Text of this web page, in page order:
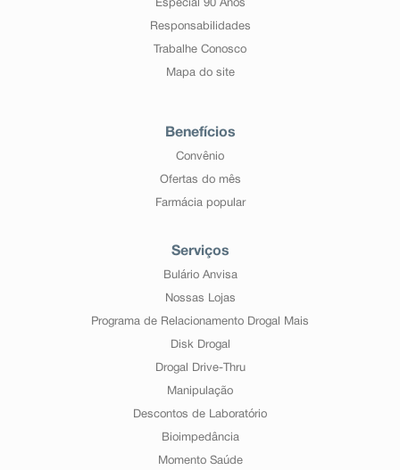
Especial 90 Anos
Responsabilidades
Trabalhe Conosco
Mapa do site
Benefícios
Convênio
Ofertas do mês
Farmácia popular
Serviços
Bulário Anvisa
Nossas Lojas
Programa de Relacionamento Drogal Mais
Disk Drogal
Drogal Drive-Thru
Manipulação
Descontos de Laboratório
Bioimpedância
Momento Saúde